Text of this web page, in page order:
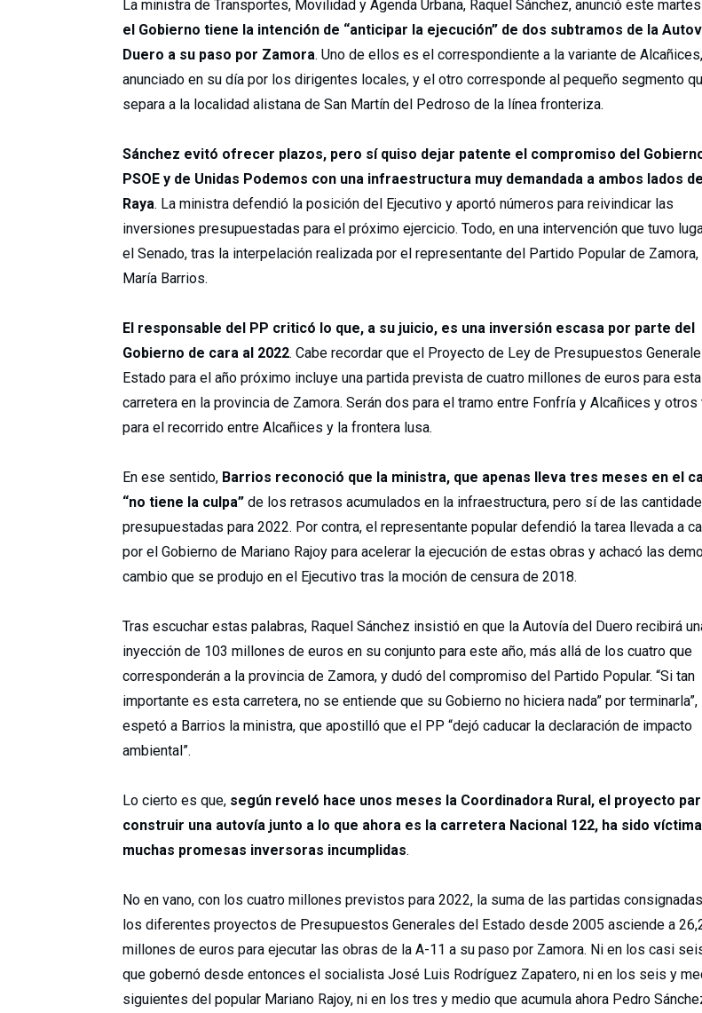
La ministra de Transportes, Movilidad y Agenda Urbana, Raquel Sánchez, anunció este
el Gobierno tiene la intención de “anticipar la ejecución” de dos subtramos de la
Duero a su paso por Zamora. Uno de ellos es el correspondiente a la variante de
anunciado en su día por los dirigentes locales, y el otro corresponde al pequeño segmento
separa a la localidad alistana de San Martín del Pedroso de la línea fronteriza.
Sánchez evitó ofrecer plazos, pero sí quiso dejar patente el compromiso del
PSOE y de Unidas Podemos con una infraestructura muy demandada a ambos lados
Raya. La ministra defendió la posición del Ejecutivo y aportó números para reivindicar las
inversiones presupuestadas para el próximo ejercicio. Todo, en una intervención que tuvo
el Senado, tras la interpelación realizada por el representante del Partido Popular de
María Barrios.
El responsable del PP criticó lo que, a su juicio, es una inversión escasa por parte del
Gobierno de cara al 2022. Cabe recordar que el Proyecto de Ley de Presupuestos
Estado para el año próximo incluye una partida prevista de cuatro millones de euros para esta
carretera en la provincia de Zamora. Serán dos para el tramo entre Fonfría y Alcañices y otros
para el recorrido entre Alcañices y la frontera lusa.
En ese sentido, Barrios reconoció que la ministra, que apenas lleva tres meses en el
“no tiene la culpa” de los retrasos acumulados en la infraestructura, pero sí de las
presupuestadas para 2022. Por contra, el representante popular defendió la tarea llevada a
por el Gobierno de Mariano Rajoy para acelerar la ejecución de estas obras y achacó las
cambio que se produjo en el Ejecutivo tras la moción de censura de 2018.
Tras escuchar estas palabras, Raquel Sánchez insistió en que la Autovía del Duero recibirá
inyección de 103 millones de euros en su conjunto para este año, más allá de los cuatro que
corresponderán a la provincia de Zamora, y dudó del compromiso del Partido Popular. “Si tan
importante es esta carretera, no se entiende que su Gobierno no hiciera nada” por terminarla”,
espetó a Barrios la ministra, que apostilló que el PP “dejó caducar la declaración de impacto
ambiental”.
Lo cierto es que, según reveló hace unos meses la Coordinadora Rural, el proyecto
construir una autovía junto a lo que ahora es la carretera Nacional 122, ha sido
muchas promesas inversoras incumplidas.
No en vano, con los cuatro millones previstos para 2022, la suma de las partidas
los diferentes proyectos de Presupuestos Generales del Estado desde 2005 asciende a
millones de euros para ejecutar las obras de la A-11 a su paso por Zamora. Ni en los casi
que gobernó desde entonces el socialista José Luis Rodríguez Zapatero, ni en los seis y
siguientes del popular Mariano Rajoy, ni en los tres y medio que acumula ahora Pedro